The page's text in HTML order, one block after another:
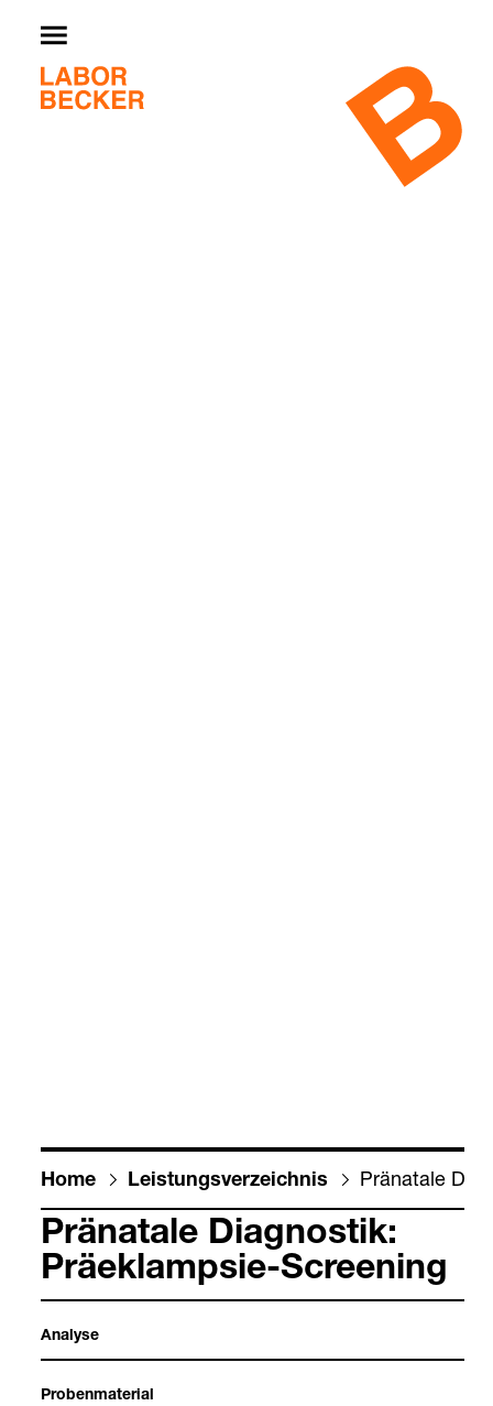
Home Leis­tungs­ver­zeich­nis Prä­na­tale
Prä­na­tale Dia­gnos­tik:
Prä­ek­lamp­sie-​Scree­ning
Ana­lyse
Pro­ben­ma­te­rial